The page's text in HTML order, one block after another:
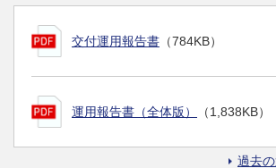
交付運用報告書 （784KB）
運用報告書（全体版） （1,838KB）
過去